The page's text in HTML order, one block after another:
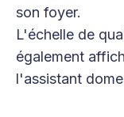
son foyer.
L'échelle de
également
l'assistant